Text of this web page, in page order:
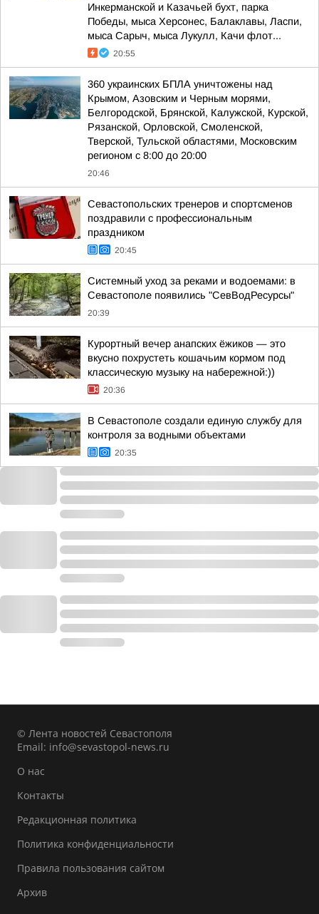
Инкерманской и Казачьей бухт, парка
Победы, мыса Херсонес, Балаклавы, Ласпи,
мыса Сарыч, мыса Лукулл, Качи флот...
20:55
360 украинских БПЛА уничтожены над
Крымом, Азовским и Черным морями,
Белгородской, Брянской, Калужской, Курской,
Рязанской, Орловской, Смоленской,
Тверской, Тульской областями, Московским
регионом с 8:00 до 20:00
20:46
Севастопольских тренеров и спортсменов
поздравили с профессиональным
праздником
20:45
Системный уход за реками и водоемами: в
Севастополе появились "СевВодРесурсы"
20:39
Курортный вечер анапских ёжиков — это
вкусно похрустеть кошачьим кормом под
классическую музыку на набережной:))
20:36
В Севастополе создали единую службу для
контроля за водными объектами
20:35
© Лента новостей Севастополя
Email: info@sevastopol-news.ru
О нас
Контакты
Редакционная политика
Политика конфиденциальности
Правила пользования сайтом
Архив